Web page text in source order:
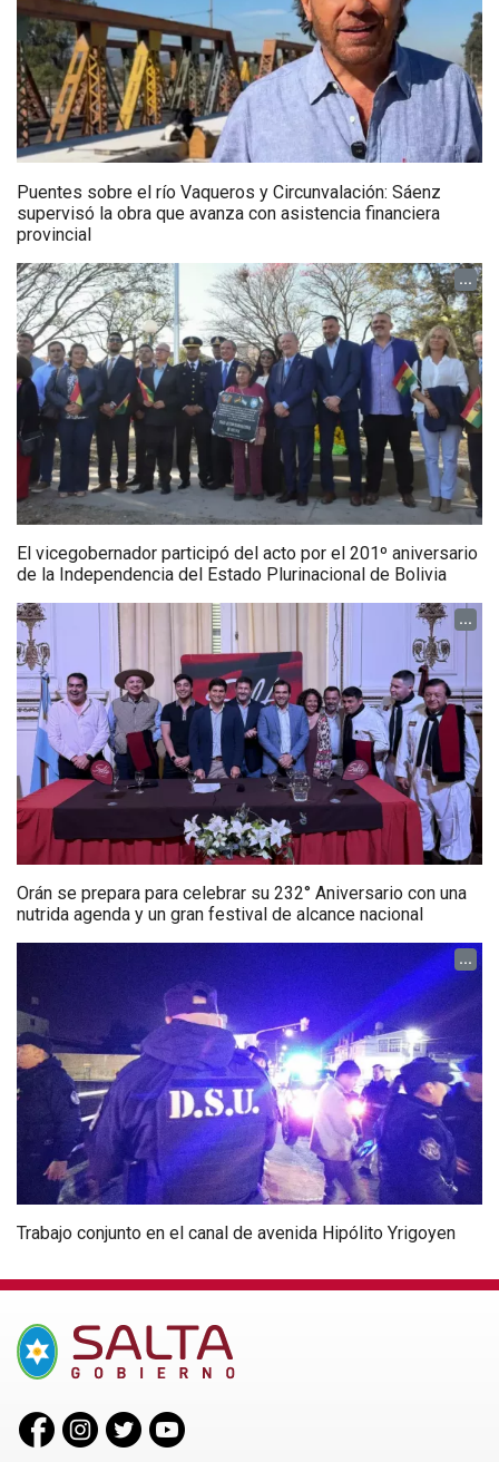
Puentes sobre el río Vaqueros y Circunvalación: Sáenz
supervisó la obra que avanza con asistencia financiera
provincial
...
El vicegobernador participó del acto por el 201º aniversario
de la Independencia del Estado Plurinacional de Bolivia
...
Orán se prepara para celebrar su 232° Aniversario con una
nutrida agenda y un gran festival de alcance nacional
...
Trabajo conjunto en el canal de avenida Hipólito Yrigoyen